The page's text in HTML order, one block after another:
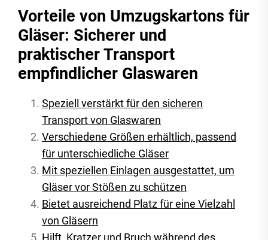
Vorteile von Umzugskartons für
Gläser: Sicherer und
praktischer Transport
empfindlicher Glaswaren
Speziell verstärkt für den sicheren
Transport von Glaswaren
Verschiedene Größen erhältlich, passend
für unterschiedliche Gläser
Mit speziellen Einlagen ausgestattet, um
Gläser vor Stößen zu schützen
Bietet ausreichend Platz für eine Vielzahl
von Gläsern
Hilft, Kratzer und Bruch während des